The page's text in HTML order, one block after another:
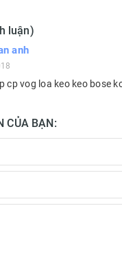
luận)
anh
cp vog loa keo keo bose
CỦA BẠN: